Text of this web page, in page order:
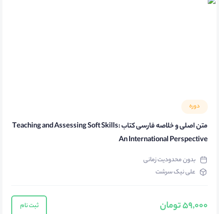
دوره
متن اصلی و خلاصه فارسی کتاب Teaching and Assessing Soft Skills:
An International Perspective
بدون محدودیت زمانی
علی نیک سرشت
59,000 تومان ثبت نام